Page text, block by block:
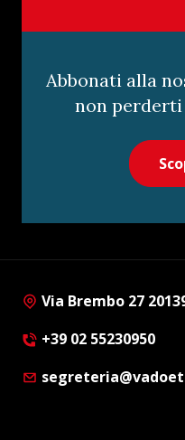
Abbonati alla
non
Via Brembo 27
+39 02 55230950